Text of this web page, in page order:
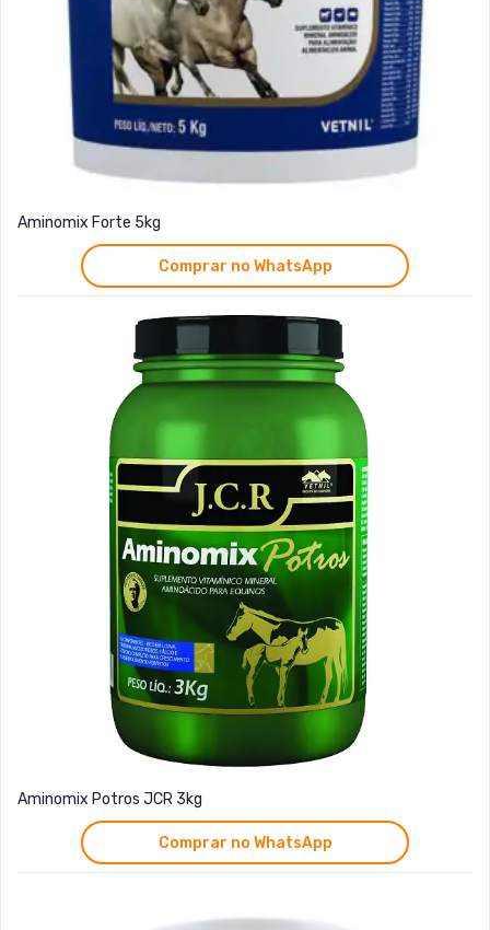
Aminomix Forte 5kg
Comprar no WhatsApp
Aminomix Potros JCR 3kg
Comprar no WhatsApp